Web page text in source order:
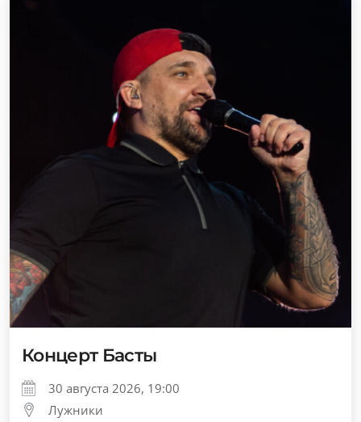
Концерт Басты
30 августа 2026, 19:00
Лужники